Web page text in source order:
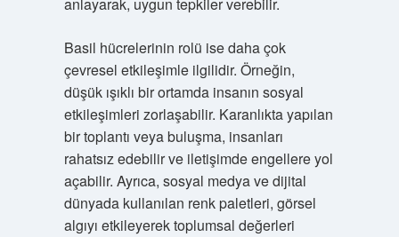
Basil hücrelerinin rolü ise daha çok
çevresel etkileşimle ilgilidir. Örneğin,
düşük ışıklı bir ortamda insanın sosyal
etkileşimleri zorlaşabilir. Karanlıkta yapılan
bir toplantı veya buluşma, insanları
rahatsız edebilir ve iletişimde engellere yol
açabilir. Ayrıca, sosyal medya ve dijital
dünyada kullanılan renk paletleri, görsel
algıyı etkileyerek toplumsal değerleri